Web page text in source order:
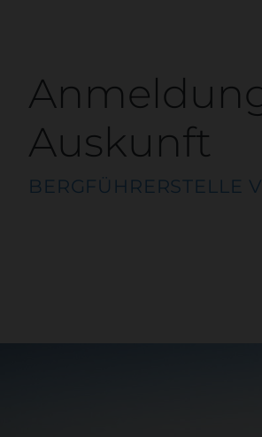
Auskunft
BERGFÜHRERSTELLE